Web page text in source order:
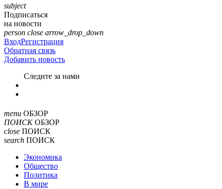
subject
Подписаться
на новости
person close arrow_drop_down
ВходРегистрация
Обратная связь
Добавить новость
Cледите за нами
menu ОБЗОР
ПОИСК ОБЗОР
close ПОИСК
search ПОИСК
Экономика
Общество
Политика
В мире